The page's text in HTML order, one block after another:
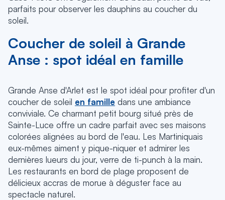
parfaits pour observer les dauphins au coucher du
soleil.
Coucher de soleil à Grande
Anse : spot idéal en famille
Grande Anse d'Arlet est le spot idéal pour profiter d'un
coucher de soleil en famille dans une ambiance
conviviale. Ce charmant petit bourg situé près de
Sainte-Luce offre un cadre parfait avec ses maisons
colorées alignées au bord de l'eau. Les Martiniquais
eux-mêmes aiment y pique-niquer et admirer les
dernières lueurs du jour, verre de ti-punch à la main.
Les restaurants en bord de plage proposent de
délicieux accras de morue à déguster face au
spectacle naturel.